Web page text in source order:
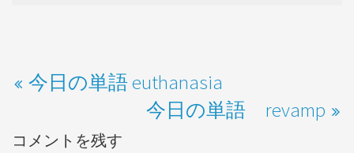
今日の単語 euthanasia
今日の単語 revamp
コメントを残す